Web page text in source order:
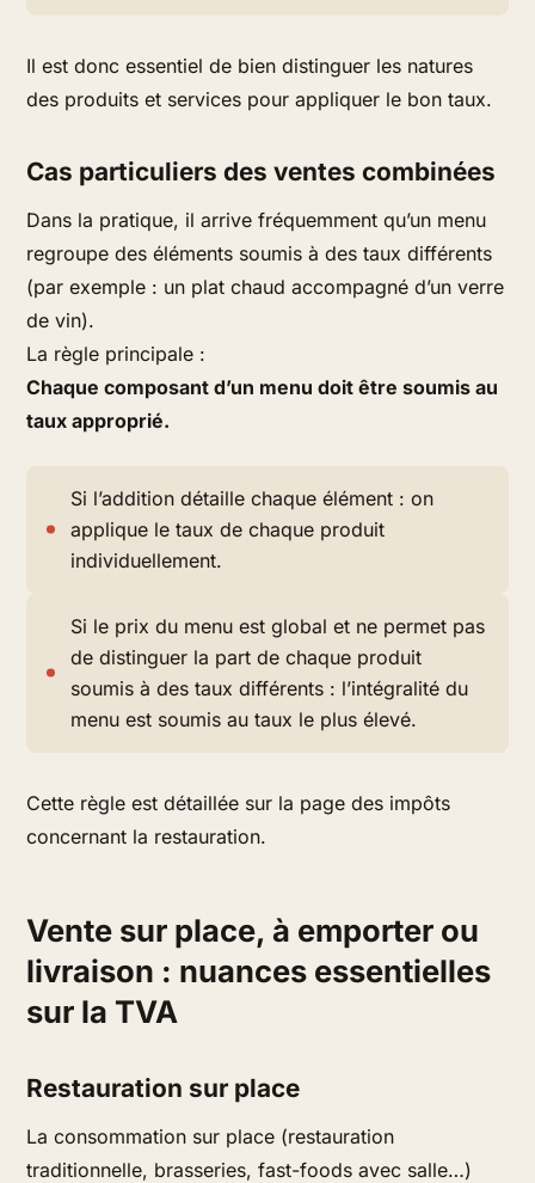
Il est donc essentiel de bien distinguer les natures
des produits et services pour appliquer le bon taux.
Cas particuliers des ventes combinées
Dans la pratique, il arrive fréquemment qu’un menu
regroupe des éléments soumis à des taux différents
(par exemple : un plat chaud accompagné d’un verre
de vin).
La règle principale :
Chaque composant d’un menu doit être soumis au
taux approprié.
Si l’addition détaille chaque élément : on
applique le taux de chaque produit
individuellement.
Si le prix du menu est global et ne permet pas
de distinguer la part de chaque produit
soumis à des taux différents : l’intégralité du
menu est soumis au taux le plus élevé.
Cette règle est détaillée sur la page des impôts
concernant la restauration.
Vente sur place, à emporter ou
livraison : nuances essentielles
sur la TVA
Restauration sur place
La consommation sur place (restauration
traditionnelle, brasseries, fast-foods avec salle…)